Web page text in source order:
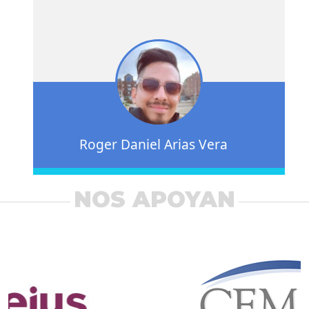
Roger Daniel Arias Vera
NOS APOYAN